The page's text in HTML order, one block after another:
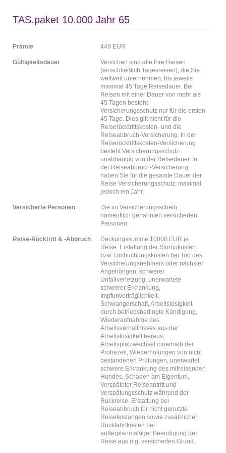
TAS.paket 10.000 Jahr 65
Prämie 449 EUR
Gültigkeitsdauer
Versichert sind alle Ihre Reisen
(einschließlich Tagesreisen), die Sie
weltweit unternehmen, bis jeweils
maximal 45 Tage Reisedauer. Bei
Reisen mit einer Dauer von mehr als
45 Tagen besteht
Versicherungsschutz nur für die ersten
45 Tage. Dies gilt nicht für die
Reiserücktrittskosten- und die
Reiseabbruch-Versicherung. In der
Reiserücktrittskosten-Versicherung
besteht Versicherungsschutz
unabhängig von der Reisedauer. In
der Reiseabbruch-Versicherung
haben Sie für die gesamte Dauer der
Reise Versicherungsschutz, maximal
jedoch ein Jahr.
Versicherte Personen
Die im Versicherungsschein
namentlich genannten versicherten
Personen.
Reise-Rücktritt & -Abbruch
Deckungssumme 10000 EUR je
Reise. Erstattung der Stornokosten
bzw. Umbuchungskosten bei Tod des
Versicherungsnehmers oder nächster
Angehörigen, schwerer
Unfallverletzung, unerwartete
schwerer Erkrankung,
Impfunverträglichkeit,
Schwangerschaft, Arbeitslosigkeit
durch betriebsbedingte Kündigung,
Wiederaufnahme des
Arbeitsverhältnisses aus der
Arbeitslosigkeit heraus,
Arbeitsplatzwechsel innerhalb der
Probezeit, Wiederholungen von nicht
bestandenen Prüfungen, unerwartet
schwere Erkrankung des mitreisenden
Hundes, Schaden am Eigentum,
Verspäteter Reiseantritt und
Verspätungsschutz während der
Rückreise. Erstattung bei
Reiseabbruch für nicht genutzte
Reiseleistungen sowie zusätzlicher
Rückfahrtkosten bei
außerplanmäßiger Beendigung der
Reise aus o.g. versicherten Grund.